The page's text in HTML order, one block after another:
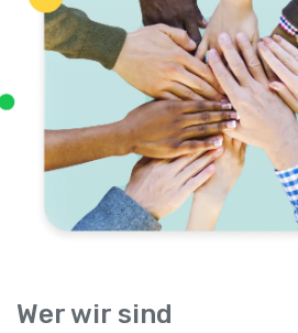
Wer wir sind